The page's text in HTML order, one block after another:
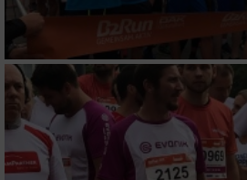
Wir nutzen Ihre Daten für folgende Zwecke:
Speichern von oder Zugriff auf
auf einem Endgerät
Verwendung reduzierter Daten zur
von Werbeanzeigen